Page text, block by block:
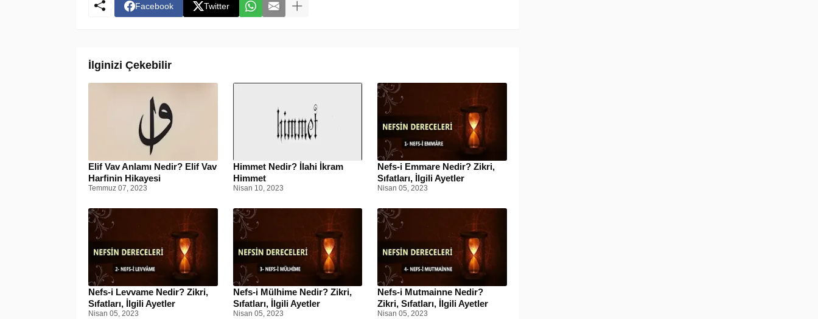
Facebook Twitter
İlginizi Çekebilir
Elif Vav Anlamı Nedir? Elif Vav
Harfinin Hikayesi
Temmuz 07, 2023
Himmet Nedir? İlahi İkram
Himmet
Nisan 10, 2023
Nefs-i Emmare Nedir? Zikri,
Sıfatları, İlgili Ayetler
Nisan 05, 2023
Nefs-i Levvame Nedir? Zikri,
Sıfatları, İlgili Ayetler
Nisan 05, 2023
Nefs-i Mülhime Nedir? Zikri,
Sıfatları, İlgili Ayetler
Nisan 05, 2023
Nefs-i Mutmainne Nedir?
Zikri, Sıfatları, İlgili Ayetler
Nisan 05, 2023